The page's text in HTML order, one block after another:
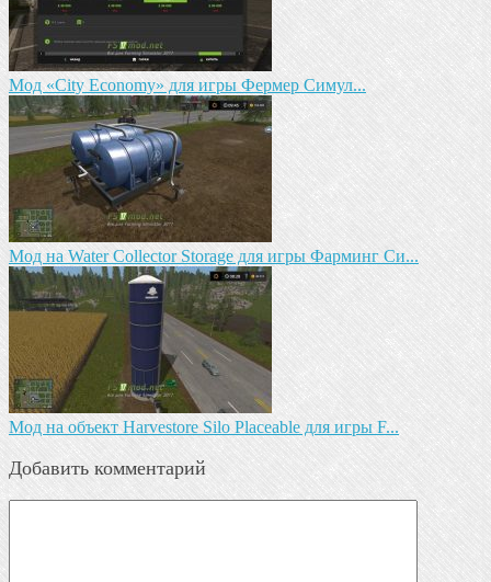
Мод «City Economy» для игры Фермер Симул...
Мод на Water Collector Storage для игры Фарминг Си...
Мод на объект Harvestore Silo Placeable для игры F...
Добавить комментарий